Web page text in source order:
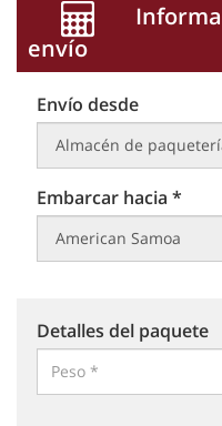
envío
Envío desde
Embarcar hacia *
Detalles del paquete